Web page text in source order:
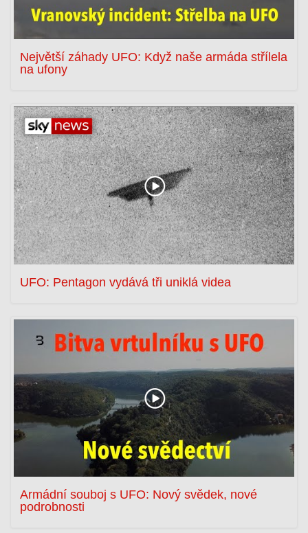
Největší záhady UFO: Když naše armáda střílela
na ufony
UFO: Pentagon vydává tři uniklá videa
Armádní souboj s UFO: Nový svědek, nové
podrobnosti